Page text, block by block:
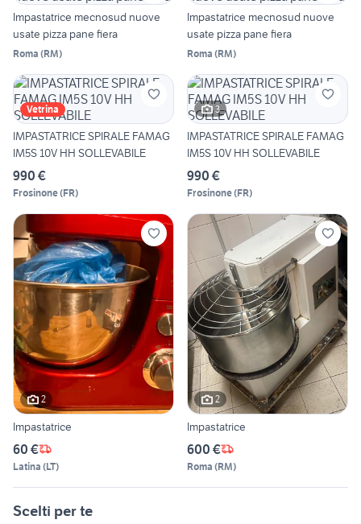
Impastatrice mecnosud nuove
usate pizza pane fiera
Roma (RM)
Impastatrice mecnosud nuove
usate pizza pane fiera
Roma (RM)
Vetrina
IMPASTATRICE SPIRALE FAMAG
IM5S 10V HH SOLLEVABILE
990 €
Frosinone(FR)
3
IMPASTATRICE SPIRALE FAMAG
IM5S 10V HH SOLLEVABILE
990 €
Frosinone(FR)
2
Impastatrice
60 €
Latina (LT)
2
Impastatrice
600 €
Roma (RM)
Scelti per te